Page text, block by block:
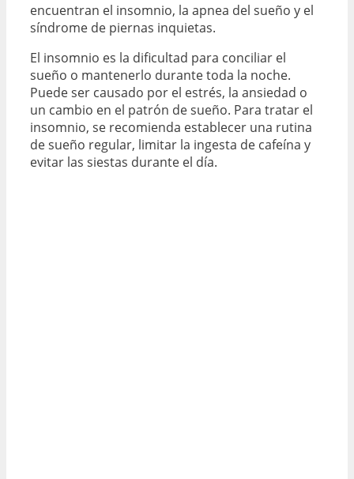
encuentran el insomnio, la apnea del sueño y el
síndrome de piernas inquietas.
El insomnio es la dificultad para conciliar el
sueño o mantenerlo durante toda la noche.
Puede ser causado por el estrés, la ansiedad o
un cambio en el patrón de sueño. Para tratar el
insomnio, se recomienda establecer una rutina
de sueño regular, limitar la ingesta de cafeína y
evitar las siestas durante el día.